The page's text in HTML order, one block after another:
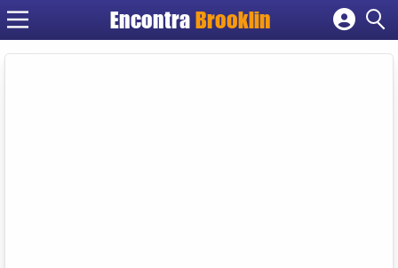
Encontra Brooklin
Cadastrar empresa